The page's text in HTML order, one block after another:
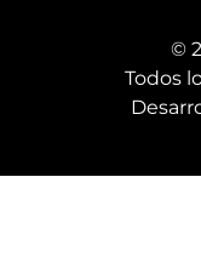
©
Todos